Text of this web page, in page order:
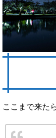
ここまで来た